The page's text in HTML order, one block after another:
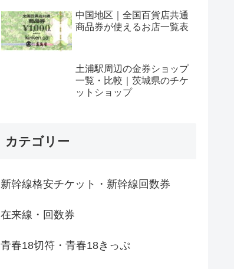
中国地区｜全国百貨店共通
商品券が使えるお店一覧表
土浦駅周辺の金券ショップ
一覧・比較｜茨城県のチケ
ットショップ
カテゴリー
新幹線格安チケット・新幹線回数券
在来線・回数券
青春18切符・青春18きっぷ